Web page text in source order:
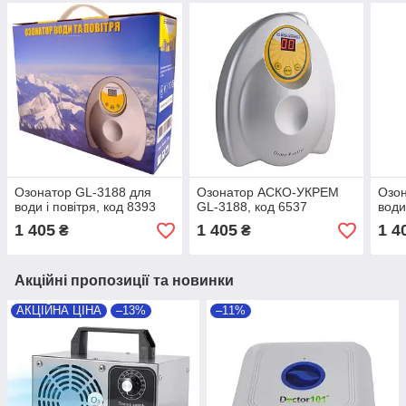
Озонатор GL-3188 для
води і повітря, код 8393
1 405 ₴
Озонатор АСКО-УКРЕМ
GL-3188, код 6537
1 405₴ 1
Акційні пропозиції та новинки
АКЦІЙНА ЦІНА –13% –11%